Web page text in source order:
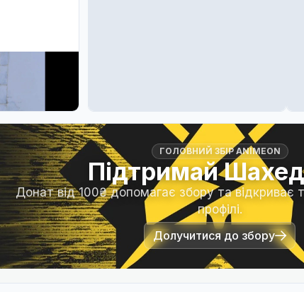
ГОЛОВНИЙ ЗБІР ANIMEON
Підтримай
Донат від 100₴ допомагає збору та
профілі.
Долучитися до збору